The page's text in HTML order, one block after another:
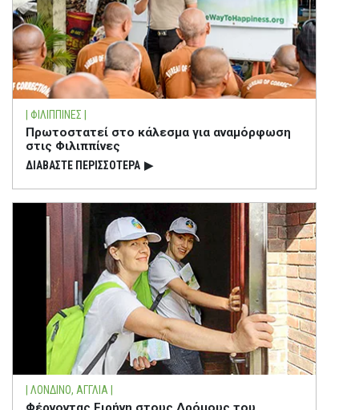
| ΦΙΛΙΠΠΙΝΕΣ |
Πρωτοστατεί στο κάλεσμα για αναμόρφωση
στις Φιλιππίνες
ΔΙΑΒΑΣΤΕ ΠΕΡΙΣΣΟΤΕΡΑ ▶
| ΛΟΝΔΙΝΟ, ΑΓΓΛΙΑ |